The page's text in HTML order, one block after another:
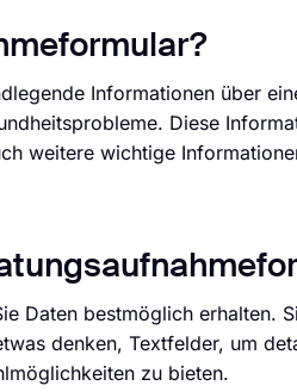
Informationen über
Diese
weitere wichtige
Daten bestmöglich erhalten.
denken, Textfelder, um
zu bieten.